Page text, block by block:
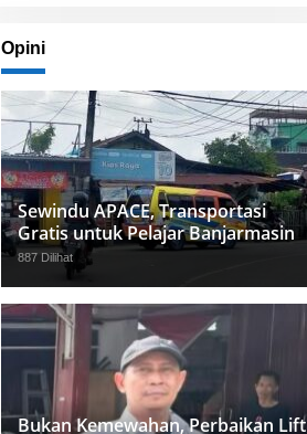
Opini
Sewindu APACE, Transportasi
Gratis untuk Pelajar Banjarmasin
887 Dilihat
Bukan Kemewahan, Perbaikan Lift